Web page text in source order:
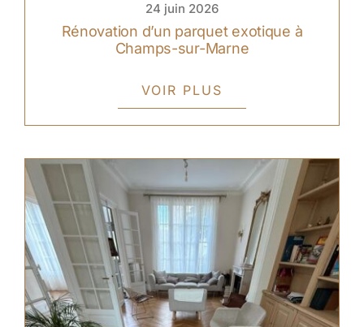
24 juin 2026
Rénovation d’un parquet exotique à
Champs-sur-Marne
VOIR PLUS